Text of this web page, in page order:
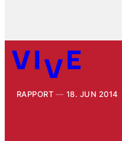
RAPPORT 18. JUN 2014